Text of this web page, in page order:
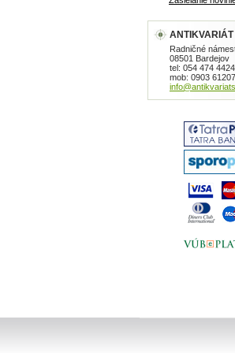
ANTIKVARIÁT
Radničné
08501 Bardejov
tel: 054 474 4424
mob: 0903